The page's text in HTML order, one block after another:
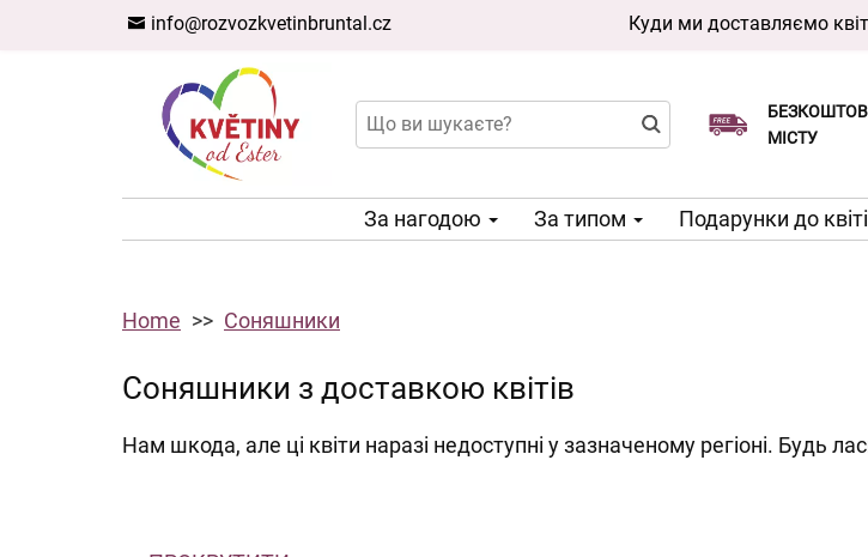
info@rozvozkvetinbruntal.cz Куди ми доставляємо
МІСТУ
Доставка в
Виберіть
За нагодою За типом Подарунки до
Home Соняшники
Соняшники з доставкою квітів
Нам шкода, але ці квіти наразі недоступні у зазначеному регіоні. Будь